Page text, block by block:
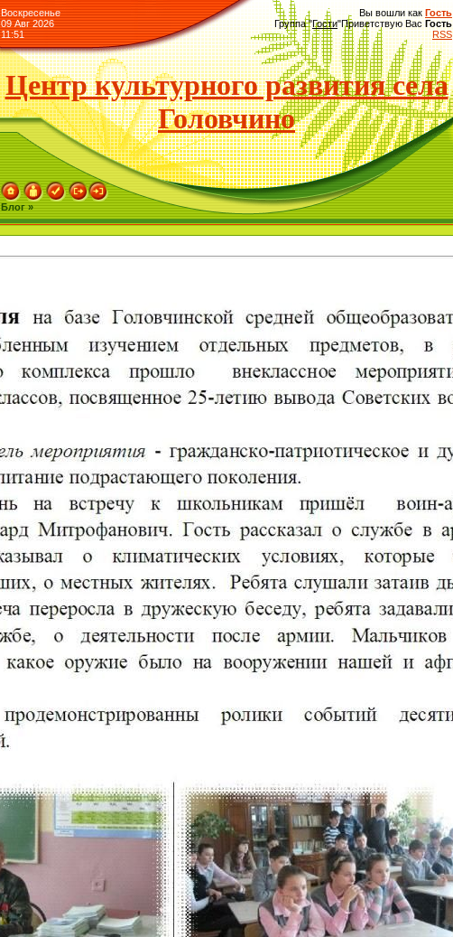
Воскресенье
09 Авг 2026
11:51
Вы вошли как Гость
Группа"Гости"Приветствую Вас Гость
RSS
Центр культурного развития села
Головчино
Блог »